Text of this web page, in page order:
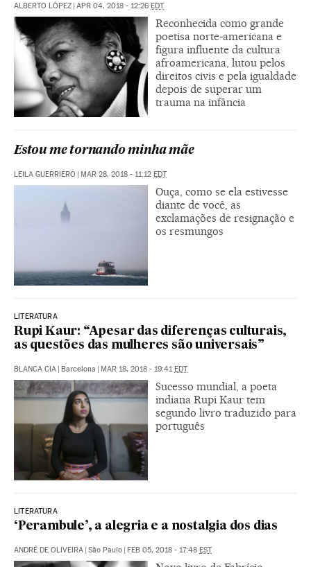
ALBERTO LÓPEZ | APR 04, 2018 - 12:26 EDT
Reconhecida como grande
poetisa norte-americana e
figura influente da cultura
afroamericana, lutou pelos
direitos civis e pela igualdade
depois de superar um
trauma na infância
Estou me tornando minha mãe
LEILA GUERRIERO | MAR 28, 2018 - 11:12 EDT
Ouça, como se ela estivesse
diante de você, as
exclamações de resignação e
os resmungos
LITERATURA
Rupi Kaur: “Apesar das diferenças culturais,
as questões das mulheres são universais”
BLANCA CIA | Barcelona | MAR 18, 2018 - 19:41EDT
Sucesso mundial, a poeta
indiana Rupi Kaur tem
segundo livro traduzido para
português
LITERATURA
‘Perambule’, a alegria e a nostalgia dos dias
ANDRÉ DE OLIVEIRA | São Paulo | FEB 05, 2018 - 17:48 EST